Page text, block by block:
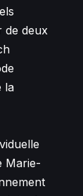
de deux
la
Marie-